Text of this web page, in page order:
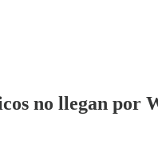
no llegan por